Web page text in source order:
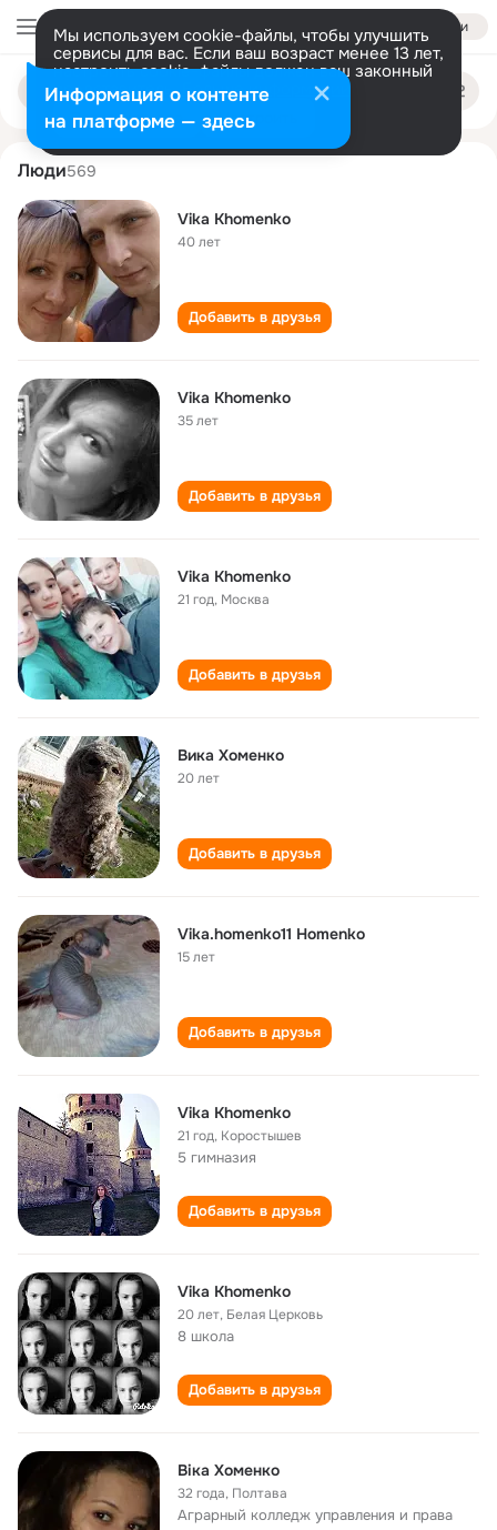
Войти
Мы используем cookie-файлы, чтобы улучшить
сервисы для вас. Если ваш возраст менее 13 лет,
настроить cookie-файлы должен ваш законный
представитель. Больше информации
Разрешить все Настроить
Поиск
людям
vika khomenko
Люди569
Vika Khomenko
40 лет
Добавить в друзья
Vika Khomenko
35 лет
Добавить в друзья
Vika Khomenko
21 год, Москва
Добавить в друзья
Вика Хоменко
20 лет
Добавить в друзья
Vika.homenko11 Homenko
15 лет
Добавить в друзья
Vika Khomenko
21 год, Коростышев
5 гимназия
Добавить в друзья
Vika Khomenko
20 лет, Белая Церковь
8 школа
Добавить в друзья
Віка Хоменко
32 года, Полтава
Аграрный колледж управления и права
Информация о контенте
на платформе — здесь